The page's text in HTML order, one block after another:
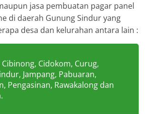
jasa pembuatan pagar panel
di daerah Gunung Sindur yang
desa dan kelurahan antara lain :
Cidokom, Curug,
Jampang, Pabuaran,
Pengasinan, Rawakalong dan